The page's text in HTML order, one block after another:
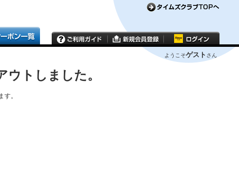
ようこそゲスト さん
トしました。
。